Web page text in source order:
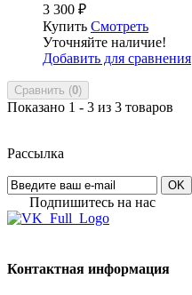
3 300 ₽
Купить Смотреть
Уточняйте наличие!
Добавить для сравнения
Сравнить (0)
Показано 1 - 3 из 3 товаров
Рассылка
OK
Подпишитесь на наc
Контактная информация